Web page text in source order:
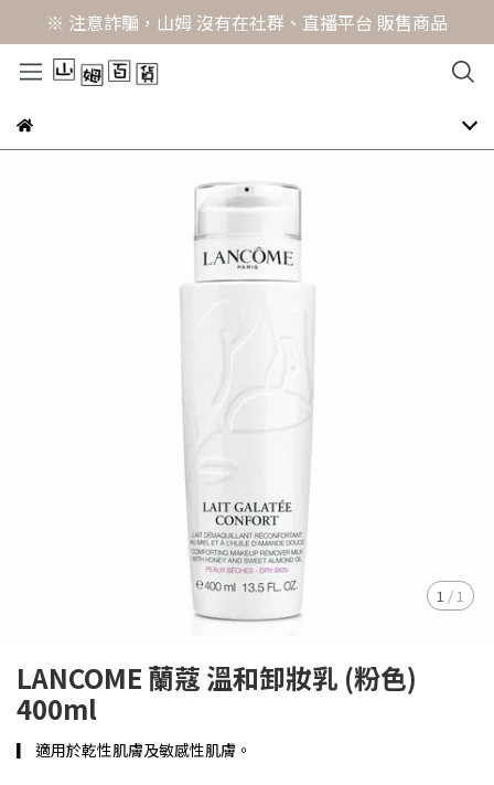
※ 注意詐騙，山姆 沒有在社群、直播平台 販售商品
1 / 1
LANCOME 蘭蔻 溫和卸妝乳 (粉色)
400ml
▎ 適用於乾性肌膚及敏感性肌膚。